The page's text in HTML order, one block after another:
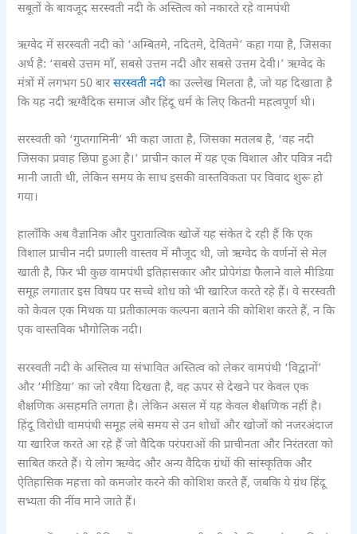
सबूतों के बावजूद सरस्वती नदी के अस्तित्व को नकारते रहे वामपंथी
ऋग्वेद में सरस्वती नदी को ‘अम्बितमे, नदितमे, देवितमे’ कहा गया है, जिसका
अर्थ है: ‘सबसे उत्तम माँ, सबसे उत्तम नदी और सबसे उत्तम देवी।’ ऋग्वेद के
मंत्रों में लगभग 50 बारसरस्वती नदी का उल्लेख मिलता है, जो यह दिखाता है
कि यह नदी ऋग्वैदिक समाज और हिंदू धर्म के लिए कितनी महत्वपूर्ण थी।
सरस्वती को ‘गुप्तगामिनी’ भी कहा जाता है, जिसका मतलब है, ‘वह नदी
जिसका प्रवाह छिपा हुआ है।’ प्राचीन काल में यह एक विशाल और पवित्र नदी
मानी जाती थी, लेकिन समय के साथ इसकी वास्तविकता पर विवाद शुरू हो
गया।
हालाँकि अब वैज्ञानिक और पुरातात्विक खोजें यह संकेत दे रही हैं कि एक
विशाल प्राचीन नदी प्रणाली वास्तव में मौजूद थी, जो ऋग्वेद के वर्णनों से मेल
खाती है, फिर भी कुछ वामपंथी इतिहासकार और प्रोपेगंडा फैलाने वाले मीडिया
समूह लगातार इस विषय पर सच्चे शोध को भी खारिज करते रहे हैं। वे सरस्वती
को केवल एक मिथक या प्रतीकात्मक कल्पना बताने की कोशिश करते हैं, न कि
एक वास्तविक भौगोलिक नदी।
सरस्वती नदी के अस्तित्व या संभावित अस्तित्व को लेकर वामपंथी ‘विद्वानों’
और ‘मीडिया’ का जो रवैया दिखता है, वह ऊपर से देखने पर केवल एक
शैक्षणिक असहमति लगता है। लेकिन असल में यह केवल शैक्षणिक नहीं है।
हिंदू विरोधी वामपंथी समूह लंबे समय से उन शोधों और खोजों को नजरअंदाज
या खारिज करते आ रहे हैं जो वैदिक परंपराओं की प्राचीनता और निरंतरता को
साबित करते हैं। ये लोग ऋग्वेद और अन्य वैदिक ग्रंथों की सांस्कृतिक और
ऐतिहासिक महत्ता को कमजोर करने की कोशिश करते हैं, जबकि ये ग्रंथ हिंदू
सभ्यता की नींव माने जाते हैं।